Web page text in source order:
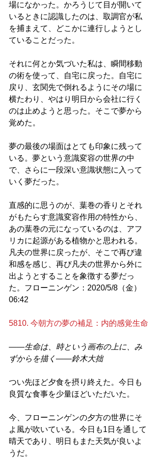
場になかった。かろうじて目が開いて
いるときに認識したのは、取調官が私
を捕まえて、どこかに連行しようとし
ていることだった。
それに何とか気づいた私は、瞬間移動
の術を使って、自宅に戻った。自宅に
戻り、玄関先で倒れるようにその場に
横たわり、やはり明日から会社に行く
のは止めようと思った。そこで夢から
覚めた。
夢の最後の場面はとても印象に残って
いる。夢という意識変容の世界の中
で、さらに一段深い意識状態に入って
いく夢だった。
直感的に思うのが、葉巻の香りとそれ
がもたらす意識変容作用の特性から、
あの葉巻の元になっているのは、アフ
リカに起源がある植物かと思われる。
凡夫の世界に戻ったが、そこで再び違
和感を感じ、再び凡夫の世界から外に
出ようとすることを象徴する夢だっ
た。フローニンゲン：2020/5/8（金）
06:42
5810. 今朝方の夢の補足：内的感覚生命
——生命は、時という画布の上に、み
ずからを描く——鈴木大拙
つい先ほど夕食を摂り終えた。今日も
良質な食事を少量ほどいただいた。
今、フローニンゲンの夕方の世界にそ
よ風が吹いている。今日も1日を通して
晴天であり、明日もまた天気が良いよ
うだ。